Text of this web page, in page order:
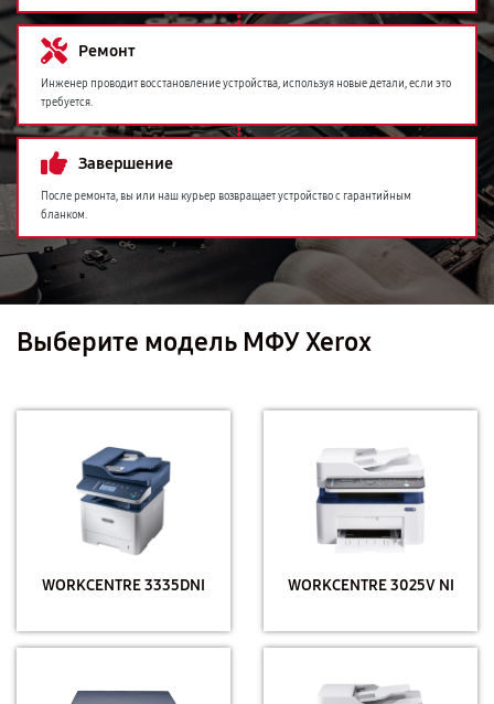
Ремонт
Инженер проводит восстановление устройства, используя новые детали, если это
требуется.
Завершение
После ремонта, вы или наш курьер возвращает устройство с гарантийным
бланком.
Выберите модель МФУ Xerox
WORKCENTRE 3335DNI WORKCENTRE 3025V NI